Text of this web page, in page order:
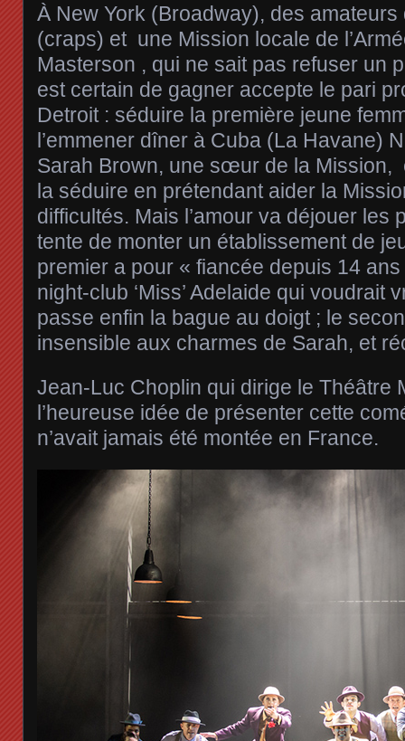
À New York (Broadway), des
(craps) et une Mission locale de
Masterson , qui ne sait pas refuser un
est certain de gagner accepte le pari
Detroit : séduire la première jeune
l’emmener dîner à Cuba (La Havane)
Sarah Brown, une sœur de la Mission,
la séduire en prétendant aider la
difficultés. Mais l’amour va déjouer les
tente de monter un établissement de
premier a pour « fiancée depuis 14
night-club ‘Miss’ Adelaide qui voudrait
passe enfin la bague au doigt ; le
insensible aux charmes de Sarah, et
Jean-Luc Choplin qui dirige le Théâtre
l’heureuse idée de présenter cette
n’avait jamais été montée en France.